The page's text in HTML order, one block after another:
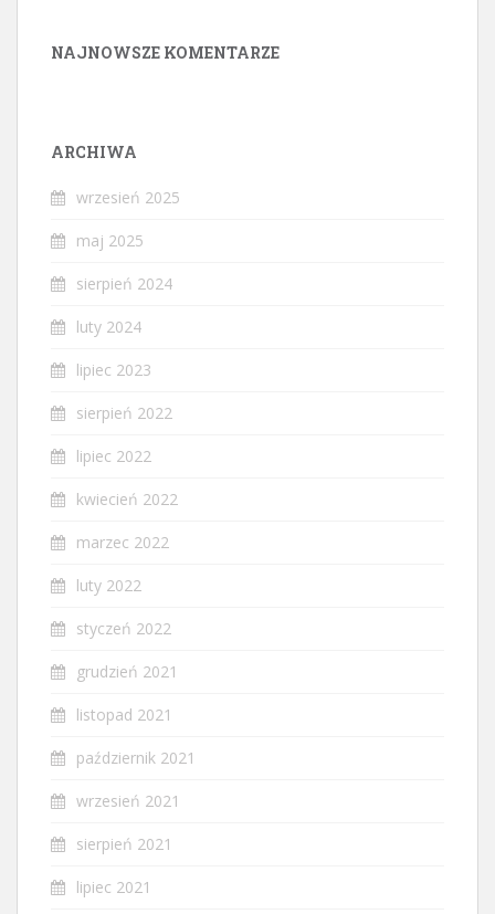
NAJNOWSZE KOMENTARZE
ARCHIWA
wrzesień 2025
maj 2025
sierpień 2024
luty 2024
lipiec 2023
sierpień 2022
lipiec 2022
kwiecień 2022
marzec 2022
luty 2022
styczeń 2022
grudzień 2021
listopad 2021
październik 2021
wrzesień 2021
sierpień 2021
lipiec 2021